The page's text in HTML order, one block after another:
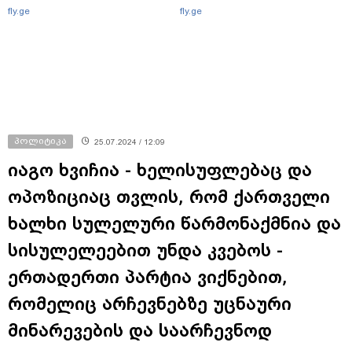
fly.ge fly.ge
პოლიტიკა 25.07.2024 / 12:09
იაგო ხვიჩია - ხელისუფლებაც და
ოპოზიციაც თვლის, რომ ქართველი
ხალხი სულელური წარმონაქმნია და
სისულელეებით უნდა კვებოს -
ერთადერთი პარტია ვიქნებით,
რომელიც არჩევნებზე უცნაური
მინარევების და საარჩევნოდ